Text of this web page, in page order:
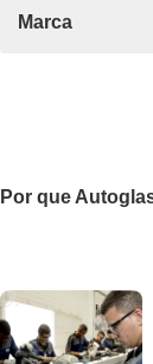
Marca
Por que